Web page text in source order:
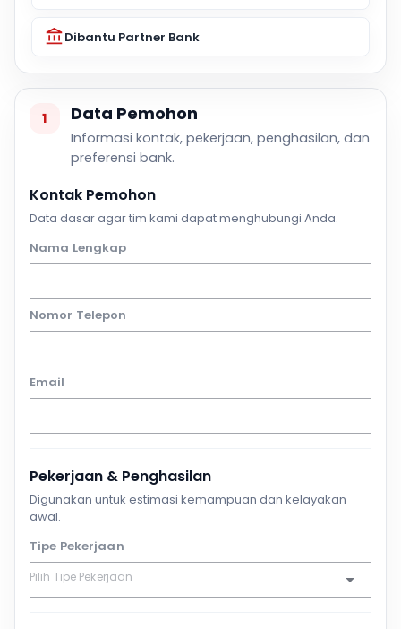
Dibantu Partner Bank
1 Data Pemohon
Informasi kontak, pekerjaan, penghasilan, dan
preferensi bank.
Kontak Pemohon
Data dasar agar tim kami dapat menghubungi Anda.
Nama Lengkap
Nomor Telepon
Email
Pekerjaan & Penghasilan
Digunakan untuk estimasi kemampuan dan kelayakan
awal.
Tipe Pekerjaan